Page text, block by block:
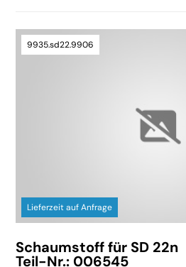
9935.sd22.9906
Lieferzeit auf Anfrage
Schaumstoff für SD 22n
Teil-Nr.: 006545